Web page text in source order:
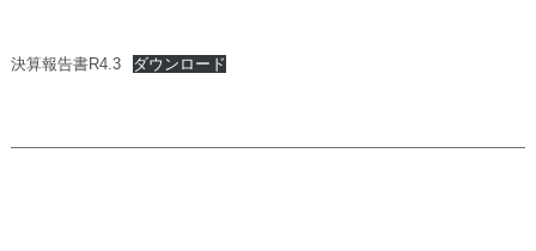
決算報告書R4.3 ダウンロード